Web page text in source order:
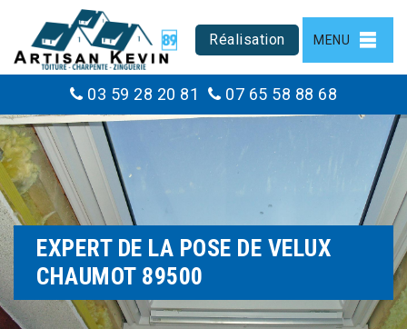
Réalisation MENU
03 59 28 20 81 07 65 58 88 68
EXPERT DE LA POSE DE VELUX
CHAUMOT 89500